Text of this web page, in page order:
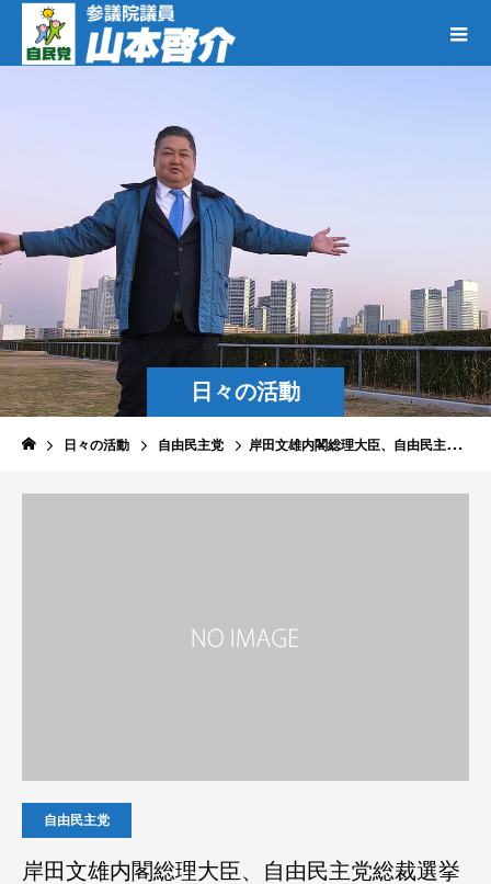
日々の活動
日々の活動 自由民主党 岸田文雄内閣総理大臣、自由民主党総裁選挙に不出馬
自由民主党
岸田文雄内閣総理大臣、自由民主党総裁選挙